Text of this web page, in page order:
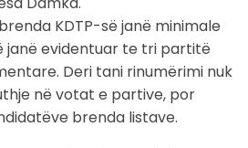
KDTP-së janë minimale
janë evidentuar te tri partitë
Deri tani rinumërimi nuk
në votat e partive, por
brenda listave.